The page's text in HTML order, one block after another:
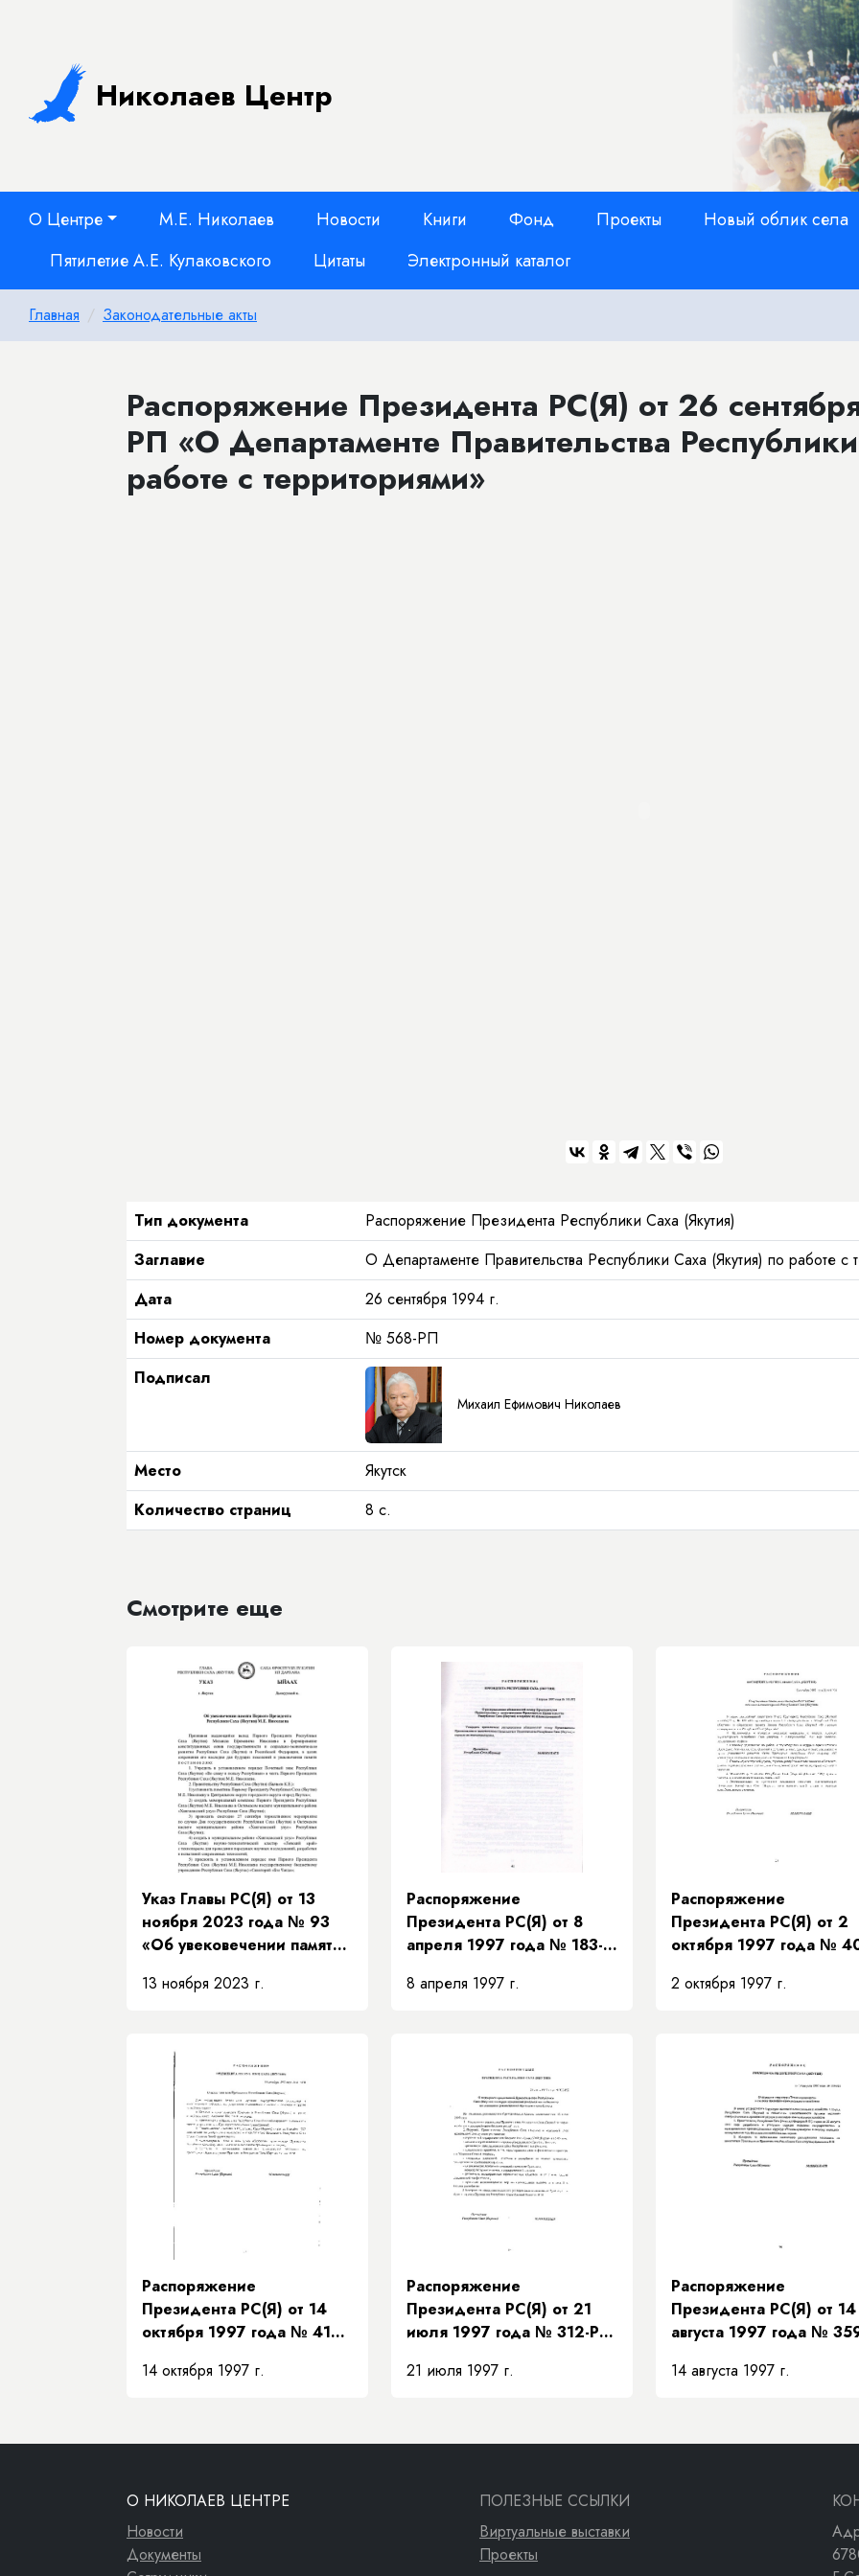
Николаев Центр
О Центре М.Е. Николаев Новости Книги Фонд Проекты Новый облик села
Пятилетие А.Е. Кулаковского
Цитаты Электронный каталог
Главная Законодательные акты
Распоряжение Президента РС(Я) от 26
РП «О Департаменте Правительства
работе с территориями»
Тип документа
Распоряжение Президента Республики Саха (Якутия)
Заглавие
О Департаменте Правительства Республики Саха (Якутия) по работе с
Дата
26 сентября 1994 г.
Номер документа
№ 568-РП
Подписал
Михаил Ефимович Николаев
Место
Якутск
Количество страниц
8 с.
Смотрите еще
Указ Главы РС(Я) от 13
ноября 2023 года № 93
«Об увековечении памяти
Республики Саха (Якутия)
13 ноября 2023 г.
Распоряжение
Президента РС(Я) от 8
апреля 1997 года № 183-
обязанностей между
Председателя
Правительства Республики
Саха (Якутия) и порядке
их взаимозамещений»
8 апреля 1997 г.
Распоряжение
Президента РС(Я) от 2
октября 1997 года №
зональных совещаний с
Республики Саха
2 октября 1997 г.
Распоряжение
Президента РС(Я) от 14
октября 1997 года № 419-
Президента Республики
14 октября 1997 г.
Распоряжение
Президента РС(Я) от 21
июля 1997 года № 312-РП
предложений
исполнения доходной
основании рекомендаций
21 июля 1997 г.
Распоряжение
Президента РС(Я) от 14
августа 1997 года №
«Техкоммунэнерго» в
14 августа 1997 г.
О НИКОЛАЕВ ЦЕНТРЕ
Новости
Документы
ПОЛЕЗНЫЕ ССЫЛКИ
Виртуальные выставки
Проекты